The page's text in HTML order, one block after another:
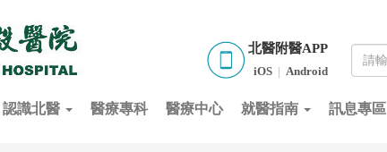
北醫附醫APP
iOS | Android
認識北醫 醫療專科 醫療中心 就醫指南 訊息專區